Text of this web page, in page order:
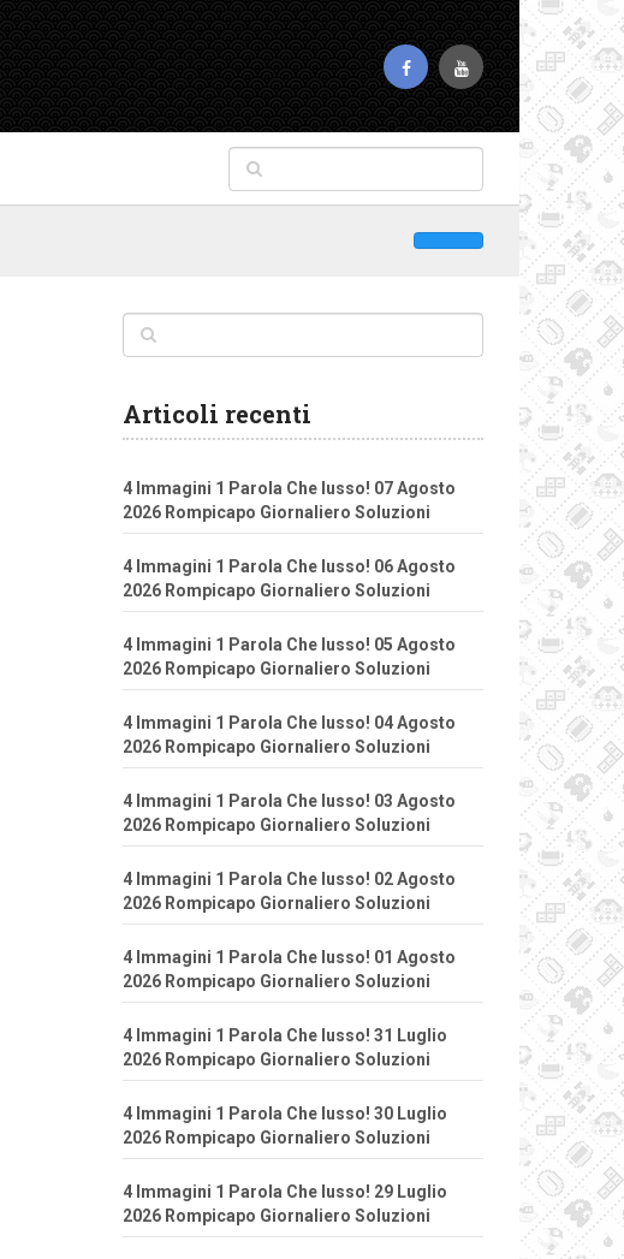
Articoli recenti
4 Immagini 1 Parola Che lusso! 07 Agosto
2026 Rompicapo Giornaliero Soluzioni
4 Immagini 1 Parola Che lusso! 06 Agosto
2026 Rompicapo Giornaliero Soluzioni
4 Immagini 1 Parola Che lusso! 05 Agosto
2026 Rompicapo Giornaliero Soluzioni
4 Immagini 1 Parola Che lusso! 04 Agosto
2026 Rompicapo Giornaliero Soluzioni
4 Immagini 1 Parola Che lusso! 03 Agosto
2026 Rompicapo Giornaliero Soluzioni
4 Immagini 1 Parola Che lusso! 02 Agosto
2026 Rompicapo Giornaliero Soluzioni
4 Immagini 1 Parola Che lusso! 01 Agosto
2026 Rompicapo Giornaliero Soluzioni
4 Immagini 1 Parola Che lusso! 31 Luglio
2026 Rompicapo Giornaliero Soluzioni
4 Immagini 1 Parola Che lusso! 30 Luglio
2026 Rompicapo Giornaliero Soluzioni
4 Immagini 1 Parola Che lusso! 29 Luglio
2026 Rompicapo Giornaliero Soluzioni